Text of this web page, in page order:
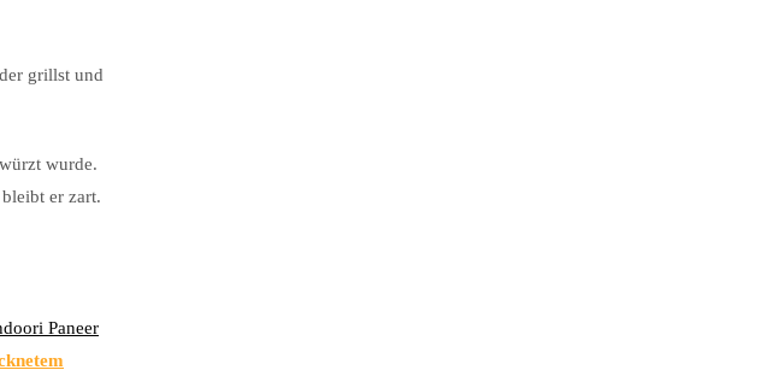
grillst und
wurde.
er zart.
Paneer